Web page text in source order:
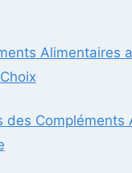
Alimentaires
des Compléments